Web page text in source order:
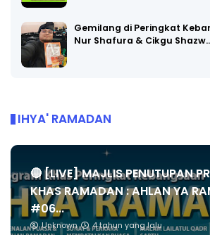
Gemilang di Peringkat
Nur Shafura & Cikgu
IHYA' RAMADAN
🔴 [LIVE] MAJLIS PENUTUPAN
KHAS RAMADAN : AHLAN YA
#06...
Unknown 4 tahun yang lalu